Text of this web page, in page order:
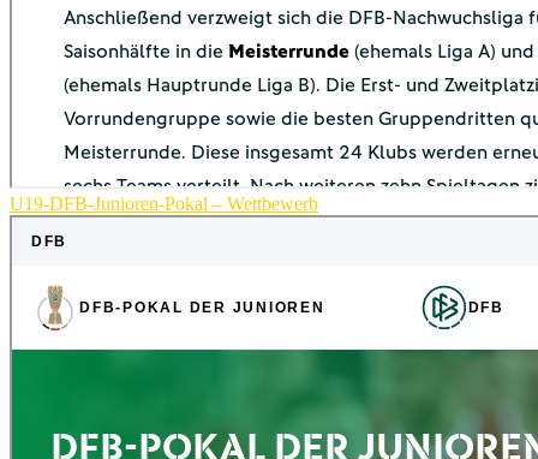
U19-DFB-Junioren-Pokal – Wettbewerb